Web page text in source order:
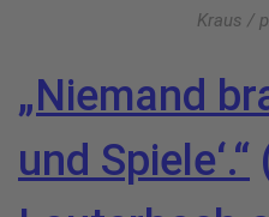
Kraus /
„Niemand
und Spiele‘.“